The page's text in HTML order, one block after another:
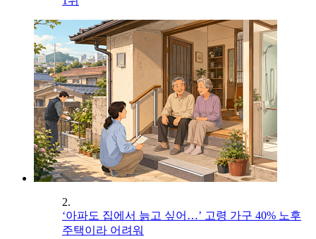
2.
‘아파도 집에서 늙고 싶어…’ 고령 가구 40% 노후
주택이라 어려워